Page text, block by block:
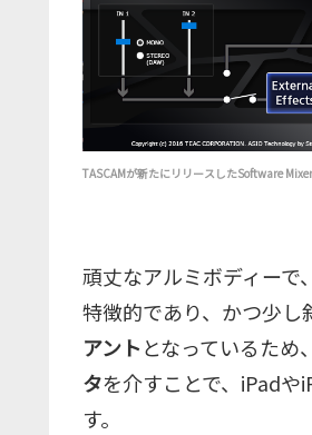
TASCAMが新たにリリースしたSoftware
頑丈なアルミボディーで
特徴的であり、かつ少し
アントとなっているため
タを介すことで、iPad
す。